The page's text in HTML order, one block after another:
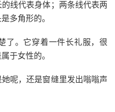
线代表身体；两条线代表两
多角形的。
。它穿着一件长礼服，很
于女性的。
呢，还是窗缝里发出嗡嗡声